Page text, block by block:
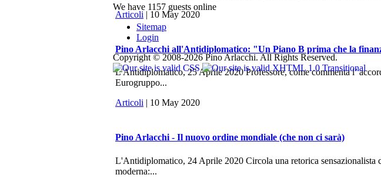
Articoli | 10 May 2020
Pino Arlacchi all'Antidiplomatico: "Un Piano B prima che la
L'Antidiplomatico, 25 Aprile 2020 Professore, come commenta l’
Eurogruppo...
Articoli | 10 May 2020
Pino Arlacchi - Il nuovo ordine mondiale (che non ci sarà)
L'Antidiplomatico, 24 Aprile 2020 Circola una retorica sensazionalista
moderna:...
We have 1157 guests online
Sitemap
Login
Copyright © 2008-2026 Pino Arlacchi. All Rights Reserved.